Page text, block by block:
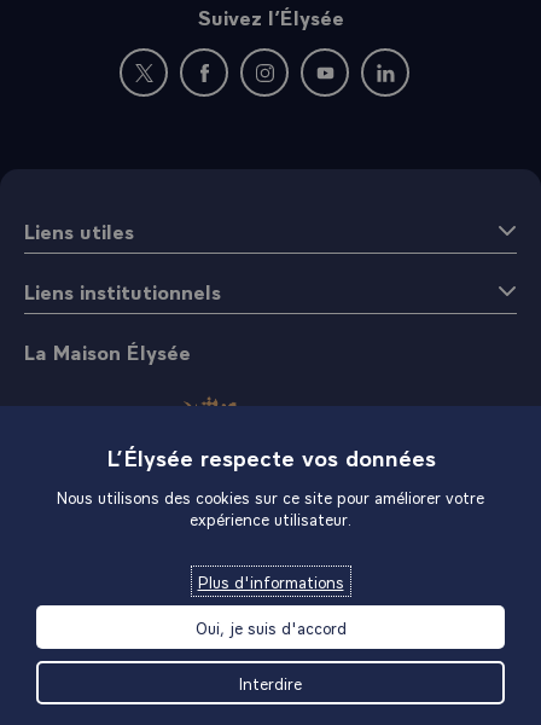
Suivez l’Élysée
Nouvelle fenêtre : rejoignez-nous sur Twitter
Nouvelle fenêtre : rejoignez-nous sur
Nouvelle fenêtre : rejoignez-nous
Nouvelle fenêtre :
Nouvelle fenêtre :
Liens utiles
Liens institutionnels
La Maison Élysée
L’Élysée respecte vos données
Nous utilisons des cookies sur ce site pour améliorer votre
expérience utilisateur.
Plus d'informations
Oui, je suis d'accord
Interdire